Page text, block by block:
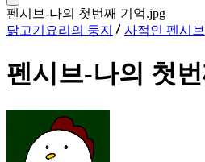
펜시브-나의 첫번째 기억.jpg
닭고기요리의 둥지
사적인 펜시브
펜시브-나의 첫